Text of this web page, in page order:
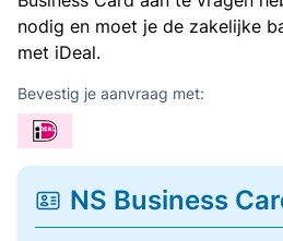
nodig en moet je de zakelijke
met iDeal.
Bevestig je aanvraag met:
NS Business